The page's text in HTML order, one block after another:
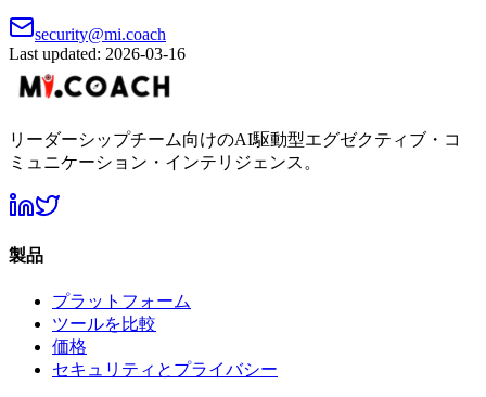
security@mi.coach
Last updated: 2026-03-16
リーダーシップチーム向けのAI駆動型エグゼクティブ・コ
ミュニケーション・インテリジェンス。
製品
プラットフォーム
ツールを比較
価格
セキュリティとプライバシー